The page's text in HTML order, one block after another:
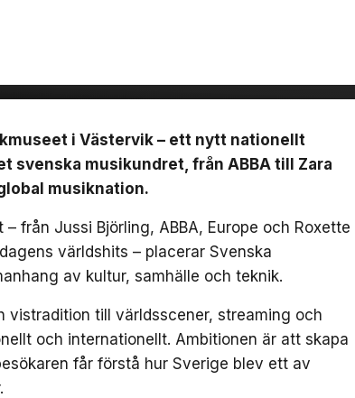
i Västervik – ett nytt nationellt
svenska musikundret, från ABBA till Zara
musiknation.
från Jussi Björling, ABBA, Europe och Roxette
världshits – placerar Svenska
av kultur, samhälle och teknik.
vistradition till världsscener, streaming och
och internationellt. Ambitionen är att skapa
får förstå hur Sverige blev ett av